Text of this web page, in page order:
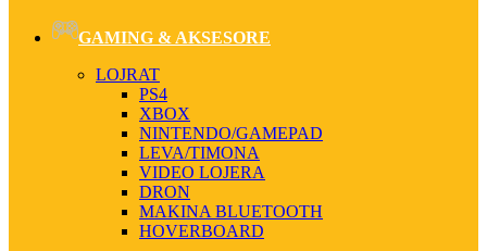
GAMING & AKSESORE
LOJRAT
PS4
XBOX
NINTENDO/GAMEPAD
LEVA/TIMONA
VIDEO LOJERA
DRON
MAKINA BLUETOOTH
HOVERBOARD